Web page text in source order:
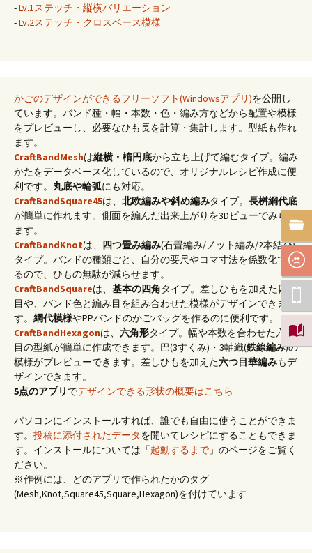
-Lv.1ステッチ・縦横バリエーション
-Lv.2ステッチ・クロスベース模様
かごのデザインができるフリーソフト(Windowsアプリ)を公開し
ています。バンド種・幅・本数・色・編み方などから配置や模様
をプレビューし、必要なひも長を計算・集計します。型紙も作れ
ます。
CraftBandMeshは縦横・楕円底から立ち上げて編むタイプ。編み
かたをデータベース化しているので、オリジナルレシピ作成に便
利です。 丸底や輪弧にも対応。
CraftBandSquare45は、 北欧編みや斜め編みタイプ。 長桝網代底
が簡単に作れます。側面を編んだ出来上がりを3Dビューでみられ
ます。
CraftBandKnotは、 四つ畳み編み(石畳編み/ノット編み/2本結び)
タイプ。バンドの種類ごと、自分の要尺やコマ寸法を係数化でき
るので、ひもの無駄が減らせます。
CraftBandSquareは、 基本の四角タイプ。差しひもを加えた四つ
目や、バンド色と編み目を組み合わせた模様がデザインできま
す。 網代模様やPPバンドのかごバッグを作るのに便利です。
CraftBandHexagonは、 六角形タイプ。幅や本数を合わせた六つ
目の型紙が簡単に作成できます。巴(3すくみ)・3軸織(鉄線編み)の
模様がプレビューできます。差しひもを加えた六つ目華編みもデ
ザインできます。
5点のアプリ でデザインできる形状の概要はこちら
パソコンにインストールすれば、誰でも自由に使うことができま
す。 投稿に添付されたデータを開いてレシピにすることもできま
す。インストールについては「起動するまで 」のページをご覧く
ださい。
※作例には、どのアプリで作られたかのタグ
(Mesh,Knot,Square45,Square,Hexagon)を付けています